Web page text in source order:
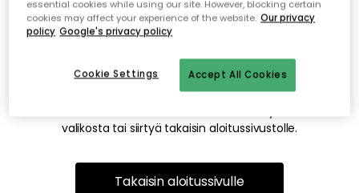
etsimääsi sivua
Tämä voi johtua siitä, että sivua ei enää ole tai siitä, että se
on siirretty muualle. Pahoittelemme tästä mahdollisesti
valikosta tai siirtyä takaisin aloitussivustolle.
Takaisin aloitussivulle
essential cookies while using our site. However, blocking certain
cookies may affect your experience of the website. Our privacy
policy Google's privacy policy
Accept All Cookies
Cookie Settings